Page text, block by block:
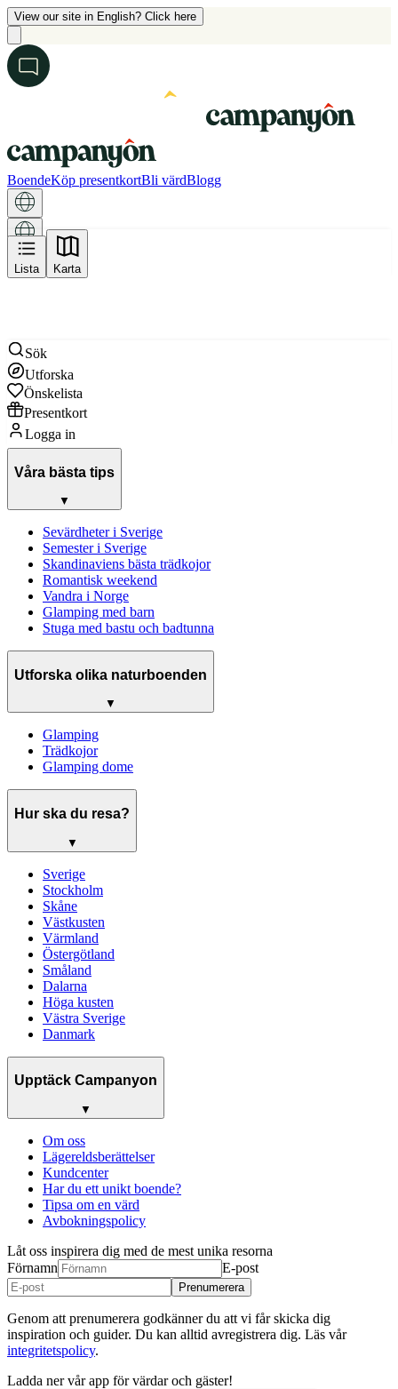
View our site in English? Click here
BoendeKöp presentkortBli värdBlogg
Karta
Lista Karta
Sök
Utforska
Önskelista
Presentkort
Logga in
Våra bästa tips
▼
Sevärdheter i Sverige
Semester i Sverige
Skandinaviens bästa trädkojor
Romantisk weekend
Vandra i Norge
Glamping med barn
Stuga med bastu och badtunna
Utforska olika naturboenden
▼
Glamping
Trädkojor
Glamping dome
Hur ska du resa?
▼
Sverige
Stockholm
Skåne
Västkusten
Värmland
Östergötland
Småland
Dalarna
Höga kusten
Västra Sverige
Danmark
Upptäck Campanyon
▼
Om oss
Lägereldsberättelser
Kundcenter
Har du ett unikt boende?
Tipsa om en värd
Avbokningspolicy
Låt oss inspirera dig med de mest unika resorna
Förnamn
E-post
Prenumerera
Genom att prenumerera godkänner du att vi får skicka dig
inspiration och guider. Du kan alltid avregistrera dig. Läs vår
integritetspolicy.
Ladda ner vår app för värdar och gäster!